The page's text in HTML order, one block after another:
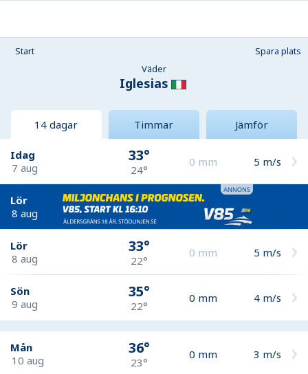
Start
Spara plats
Väder
Iglesias
14 dagar Timmar Jämför
Idag
7 aug
33°
24°
0 mm 5 m/s
Lör
8 aug
Lör
8 aug
33°
22°
0 mm 5 m/s
Sön
9 aug
35°
22°
0 mm 4 m/s
Mån
10 aug
36°
23°
0 mm 3 m/s